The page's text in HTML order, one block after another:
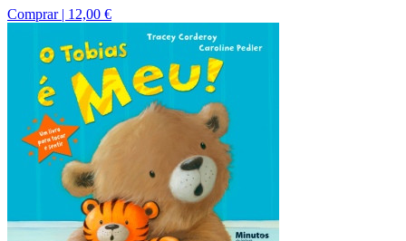
Comprar | 12,00 €